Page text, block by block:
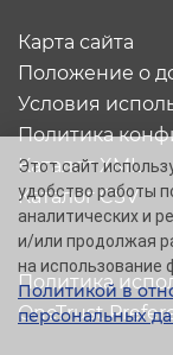
Карта сайта
Положение о
Условия
Политика
Каталог XML
Каталог CSV
Политика
OneTrust
Этот сайт
удобство работы
аналитических и
и/или продолжая
на использование
Политикой в
персональных